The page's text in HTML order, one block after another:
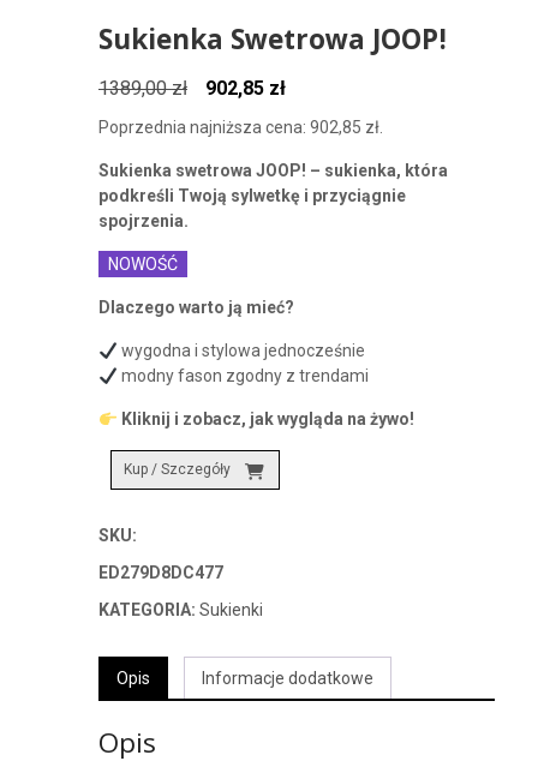
Sukienka Swetrowa JOOP!
1389,00zł
Pierwotna
cena
1389,00 zł.
902,85 złAktualna
cena
902,85 zł.
Poprzednia najniższa cena: 902,85 zł.
Sukienka swetrowa JOOP! – sukienka, która
podkreśli Twoją sylwetkę i przyciągnie
spojrzenia.
NOWOŚĆ
Dlaczego warto ją mieć?
wygodna i stylowa jednocześnie
modny fason zgodny z trendami
Kliknij i zobacz, jak wygląda na żywo!
Kup / Szczegóły
SKU:
ED279D8DC477
KATEGORIA: Sukienki
Opis Informacje dodatkowe
Opis